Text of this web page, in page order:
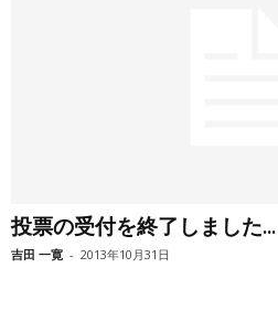
投票の受付を終了しました...
吉田 一寛 - 2013年10月31日